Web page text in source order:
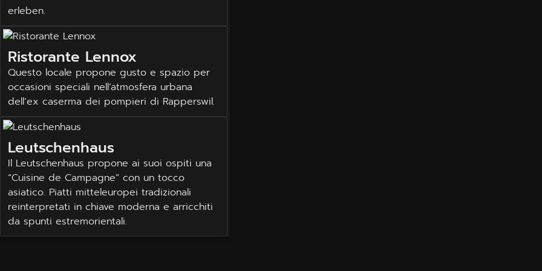
erleben.
Ristorante Lennox
Questo locale propone gusto e spazio per
occasioni speciali nell’atmosfera urbana
dell’ex caserma dei pompieri di Rapperswil.
Leutschenhaus
Il Leutschenhaus propone ai suoi ospiti una
“Cuisine de Campagne” con un tocco
asiatico. Piatti mitteleuropei tradizionali
reinterpretati in chiave moderna e arricchiti
da spunti estremorientali.